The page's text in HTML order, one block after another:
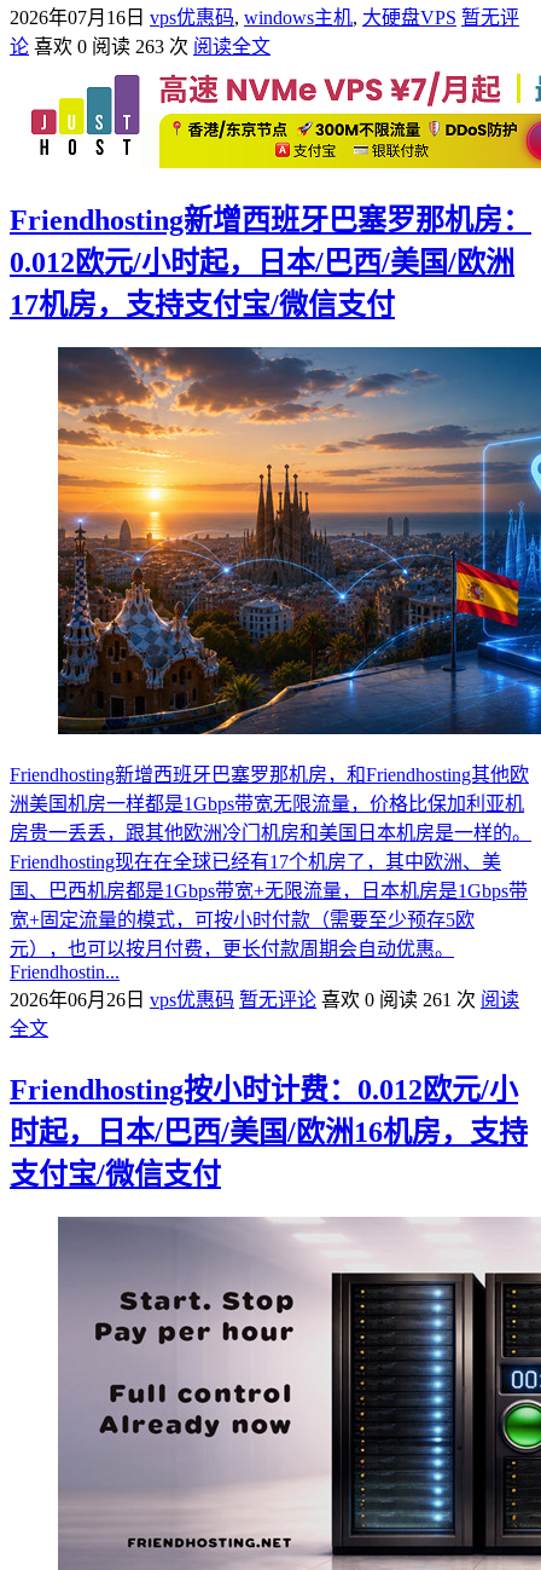
2026年07月16日 vps优惠码, windows主机, 大硬盘VPS 暂无评
论 喜欢 0 阅读 263 次 阅读全文
Friendhosting新增西班牙巴塞罗那机房：
0.012欧元/小时起，日本/巴西/美国/欧洲
17机房，支持支付宝/微信支付
Friendhosting新增西班牙巴塞罗那机房，和Friendhosting其他欧
洲美国机房一样都是1Gbps带宽无限流量，价格比保加利亚机
房贵一丢丢，跟其他欧洲冷门机房和美国日本机房是一样的。
Friendhosting现在在全球已经有17个机房了，其中欧洲、美
国、巴西机房都是1Gbps带宽+无限流量，日本机房是1Gbps带
宽+固定流量的模式，可按小时付款（需要至少预存5欧
元），也可以按月付费，更长付款周期会自动优惠。
Friendhostin...
2026年06月26日 vps优惠码 暂无评论 喜欢 0 阅读 261 次 阅读
全文
Friendhosting按小时计费：0.012欧元/小
时起，日本/巴西/美国/欧洲16机房，支持
支付宝/微信支付